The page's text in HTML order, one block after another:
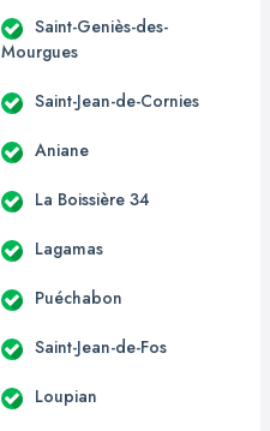
Saint-Geniès-des-
Mourgues
Saint-Jean-de-Cornies
Aniane
La Boissière 34
Lagamas
Puéchabon
Saint-Jean-de-Fos
Loupian